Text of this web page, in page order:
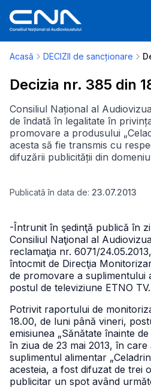
Acasă DECIZII de sancționare
Decizia nr. 385 din
Consiliul Național al
de îndată în legalitate în
promovare a produsului
acesta să fie transmis cu
difuzării publicității din
Publicată în data de: 23.07.2013
-Întrunit în şedinţă publică în
Consiliul Naţional al
reclamaţia nr. 6071/
întocmit de Direcţia
de promovare a suplimentului
postul de televiziune ETNO TV.
Potrivit raportului de
18.00, de luni până vineri,
emisiunea „Sănătate înainte
în ziua de 23 mai 2013, în
suplimentul alimentar
acesteia, a fost difuzat de trei
publicitar un spot având